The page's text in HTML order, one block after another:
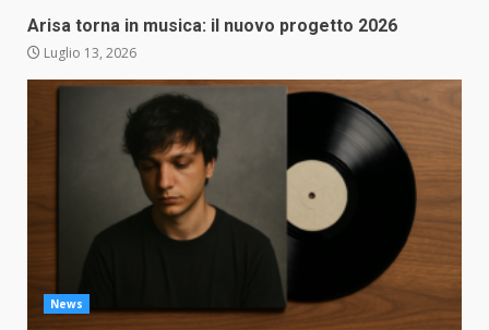
Arisa torna in musica: il nuovo progetto 2026
Luglio 13, 2026
News